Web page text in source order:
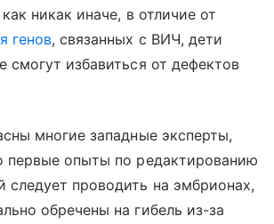
никак иначе, в отличие от
генов, связанных с ВИЧ, дети
смогут избавиться от дефектов
многие западные эксперты,
первые опыты по редактированию
проводить на эмбрионах,
обречены на гибель из-за